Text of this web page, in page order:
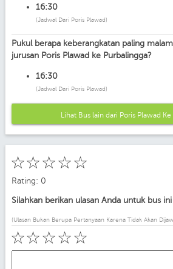
16:30
(Jadwal Dari Poris Plawad)
Pukul berapa keberangkatan paling
jurusan Poris Plawad ke Purbalingga?
16:30
(Jadwal Dari Poris Plawad)
Lihat Bus lain dari Poris Plawad
☆
☆
☆
☆
☆
Rating: 0
Silahkan berikan ulasan Anda untuk bus ini
(Ulasan Bukan Berupa Pertanyaan Karena Tidak Akan
☆
☆
☆
☆
☆